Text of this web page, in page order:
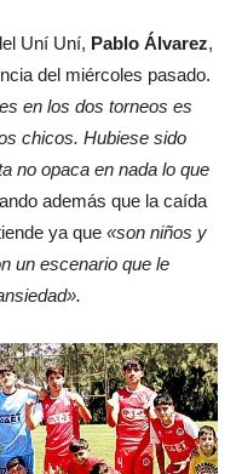
Uní Uní, Pablo Álvarez,
del miércoles pasado.
en los dos torneos es
chicos. Hubiese sido
no opaca en nada lo que
además que la caída
ya que «son niños y
un escenario que le